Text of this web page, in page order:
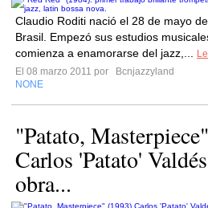
Claudio Roditi nació el 28 de mayo
Brasil. Empezó sus estudios
comienza a enamorarse del jazz,...
El 08 marzo 2011 por
Bcnjazzyland
NONE
"Patato,
Carlos 'Patato'
obra...